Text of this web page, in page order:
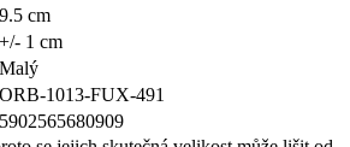
9.5 cm
+/- 1 cm
Malý
ORB-1013-FUX-491
5902565680909